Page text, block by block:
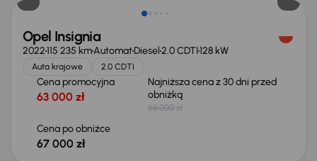
Opel Insignia
2022115 235 kmAutomatDiesel2.0 CDTI128 kW
Auta krajowe 2.0 CDTI
Cena promocyjna
63 000 zł
Najniższa cena z 30 dni przed
obniżką
68 000 zł
Cena po obniżce
67 000 zł